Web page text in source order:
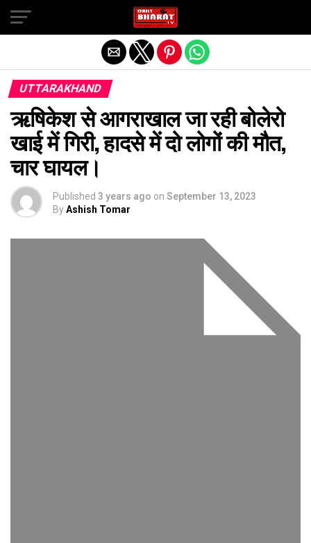
UTTARAKHAND
ऋषिकेश से आगराखाल जा रही बोलेरो
खाई में गिरी, हादसे में दो लोगों की मौत,
चार घायल।
Published 3 years ago on September 13, 2023
ByAshish Tomar
Exit mobile version